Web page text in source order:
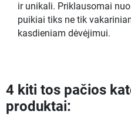
ir unikali. Priklausomai
puikiai tiks ne tik
kasdieniam dėvėjimui.
4 kiti tos pačios
produktai: